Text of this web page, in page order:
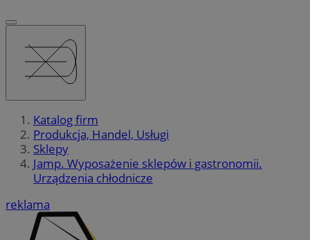
Katalog firm
Produkcja, Handel, Usługi
Sklepy
Jamp. Wyposażenie sklepów i gastronomii.
Urządzenia chłodnicze
reklama